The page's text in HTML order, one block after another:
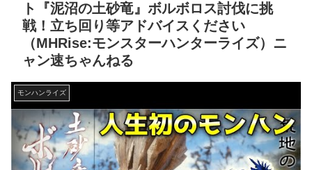
ト『泥沼の土砂竜』ボルボロス討伐に挑
戦！立ち回り等アドバイスください
（MHRise:モンスターハンターライズ）ニ
ャン速ちゃんねる
モンハンライズ